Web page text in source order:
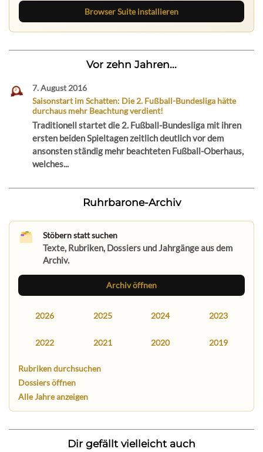
Browser Suite installieren
Vor zehn Jahren...
7. August 2016
Saisonstart im Schatten: Die 2. Fußball-Bundesliga hätte
durchaus mehr Beachtung verdient!
Traditionell startet die 2. Fußball-Bundesliga mit ihren
ersten beiden Spieltagen zeitlich deutlich vor dem
ansonsten ständig mehr beachteten Fußball-Oberhaus,
welches...
Ruhrbarone-Archiv
Stöbern statt suchen
Texte, Rubriken, Dossiers und Jahrgänge aus dem
Archiv.
Archiv öffnen
2026 2025 2024 2023
2022 2021 2020 2019
Rubriken durchsuchen
Dossiers öffnen
Alle Jahre anzeigen
Dir gefällt vielleicht auch